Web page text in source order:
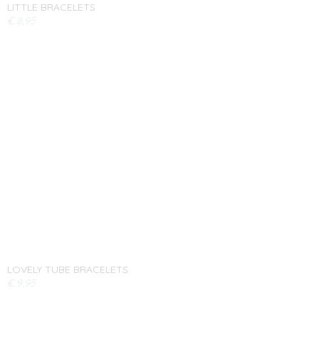
LITTLE BRACELETS
€ 8,95
LOVELY TUBE BRACELETS
€ 9,95